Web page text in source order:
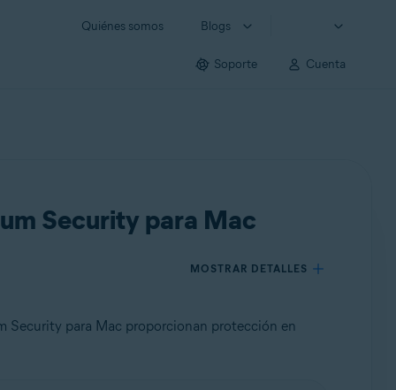
Quiénes somos Blogs
Soporte Cuenta
Security para Mac
MOSTRAR DETALLES
Security para Mac proporcionan protección en